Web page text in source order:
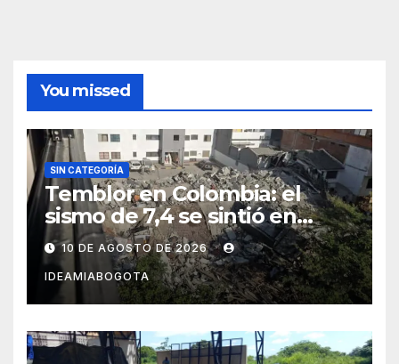
You missed
SIN CATEGORÍA
Temblor en Colombia: el
sismo de 7,4 se sintió en
varias ciudades del país, se
reportan graves daños en
edificaciones en Quibdo,Cali
Ibague y Manizales hasta el
momento ,se esperan
nuevos reportes.
10 DE AGOSTO DE 2026
IDEAMIABOGOTA